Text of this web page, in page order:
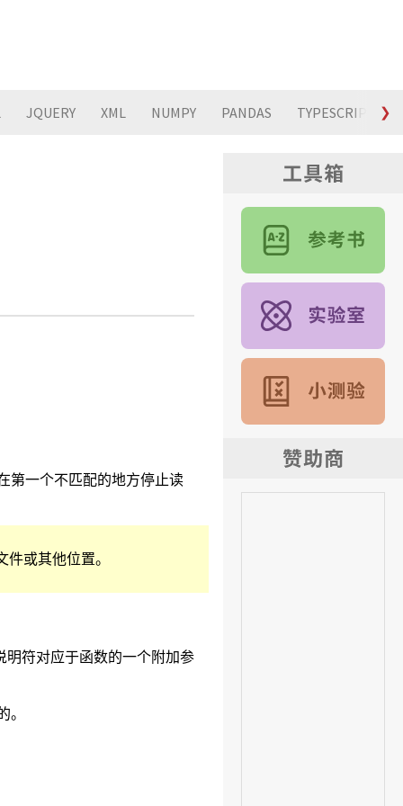
JQUERY XML NUMPY PANDAS TYPESCRIPT ❯
第一个不匹配的地方停止读
或其他位置。
符对应于函数的一个附加参